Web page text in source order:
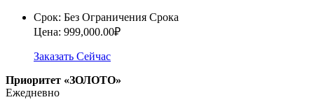
Срок: Без Ограничения Срока
Цена: 999,000.00₽
Заказать Сейчас
Приоритет «ЗОЛОТО»
Ежедневно